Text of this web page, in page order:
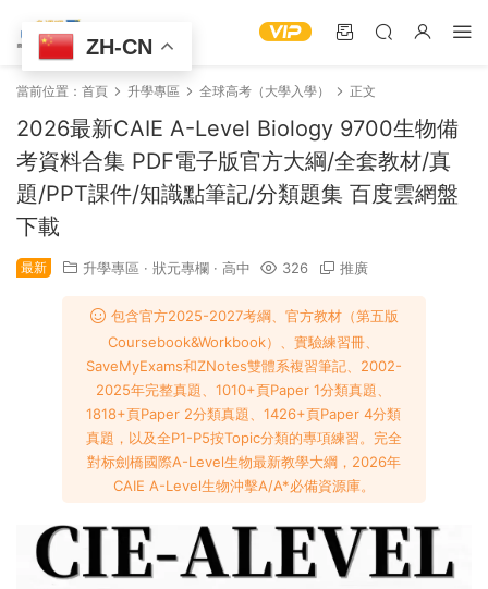
當前位置： 首頁 升學專區 全球高考（大學入學） 正文
2026最新CAIE A-Level Biology 9700生物備
考資料合集 PDF電子版官方大綱/全套教材/真
題/PPT課件/知識點筆記/分類題集 百度雲網盤
下載
最新 升學專區 · 狀元專欄 · 高中 326 推廣
包含官方2025-2027考綱、官方教材（第五版
Coursebook&Workbook）、實驗練習冊、
SaveMyExams和ZNotes雙體系複習筆記、2002-
2025年完整真題、1010+頁Paper 1分類真題、
1818+頁Paper 2分類真題、1426+頁Paper 4分類
真題，以及全P1-P5按Topic分類的專項練習。完全
對标劍橋國際A-Level生物最新教學大綱，2026年
CAIE A-Level生物沖擊A/A*必備資源庫。
ZH-CN